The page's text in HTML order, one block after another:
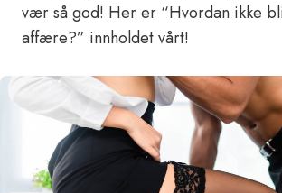
vær så god! Her er “Hvordan ikke
affære?” innholdet vårt!